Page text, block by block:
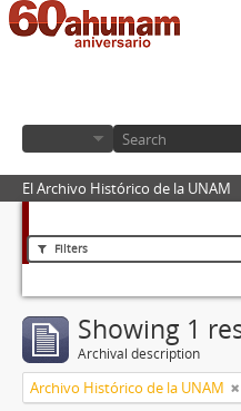
El Archivo Histórico de la UNAM
Filters
Showing 1
Archival description
Archivo Histórico de la UNAM